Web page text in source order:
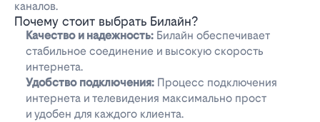
каналов.
Почему стоит выбрать Билайн?
Качество и надежность: Билайн обеспечивает
стабильное соединение и высокую скорость
интернета.
Удобство подключения: Процесс подключения
интернета и телевидения максимально прост
и удобен для каждого клиента.